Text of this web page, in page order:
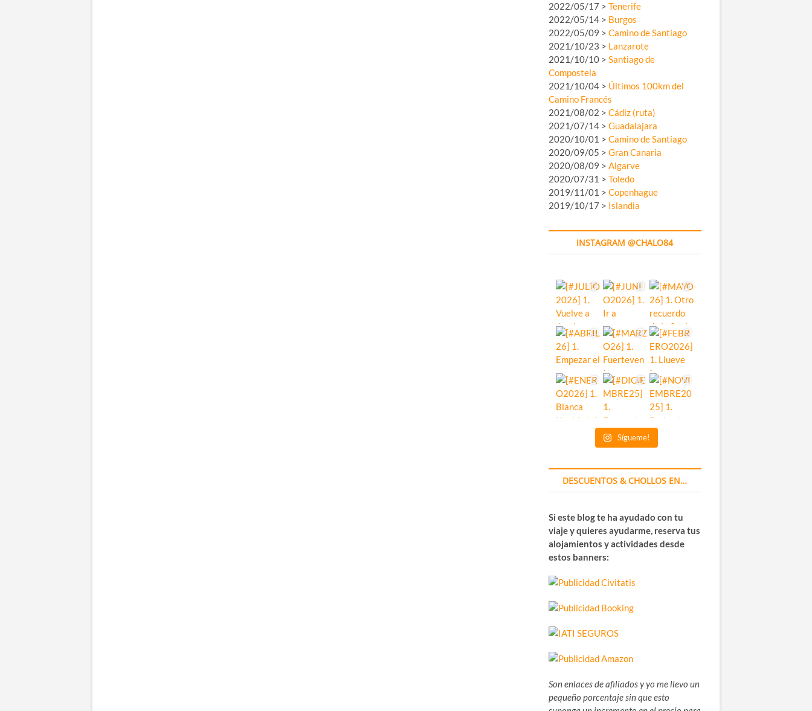
2022/05/17 > Tenerife
2022/05/14 > Burgos
2022/05/09 > Camino de Santiago
2021/10/23 > Lanzarote
2021/10/10 > Santiago de
Compostela
2021/10/04 > Últimos 100km del
Camino Francés
2021/08/02 > Cádiz (ruta)
2021/07/14 > Guadalajara
2020/10/01 > Camino de Santiago
2020/09/05 > Gran Canaria
2020/08/09 > Algarve
2020/07/31 > Toledo
2019/11/01 > Copenhague
2019/10/17 > Islandia
INSTAGRAM @CHALO84
Sígueme!
DESCUENTOS & CHOLLOS EN…
Si este blog te ha ayudado con tu
viaje y quieres ayudarme, reserva tus
alojamientos y actividades desde
estos banners:
Son enlaces de afiliados y yo me llevo un
pequeño porcentaje sin que esto